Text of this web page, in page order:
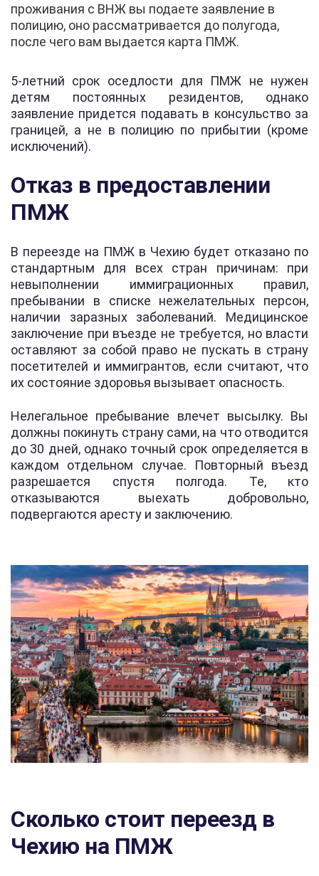
проживания с ВНЖ вы подаете заявление в
полицию, оно рассматривается до полугода,
после чего вам выдается карта ПМЖ.
5-летний срок оседлости для ПМЖ не нужен
детям постоянных резидентов, однако
заявление придется подавать в консульство за
границей, а не в полицию по прибытии (кроме
исключений).
Отказ в предоставлении
ПМЖ
В переезде на ПМЖ в Чехию будет отказано по
стандартным для всех стран причинам: при
невыполнении иммиграционных правил,
пребывании в списке нежелательных персон,
наличии заразных заболеваний. Медицинское
заключение при въезде не требуется, но власти
оставляют за собой право не пускать в страну
посетителей и иммигрантов, если считают, что
их состояние здоровья вызывает опасность.
Нелегальное пребывание влечет высылку. Вы
должны покинуть страну сами, на что отводится
до 30 дней, однако точный срок определяется в
каждом отдельном случае. Повторный въезд
разрешается спустя полгода. Те, кто
отказываются выехать добровольно,
подвергаются аресту и заключению.
Сколько стоит переезд в
Чехию на ПМЖ